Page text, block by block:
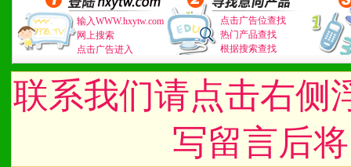
输入WWW.hxytw.com
网上搜索
点击广告进入
点击广告位查找
热门产品查找
根据搜索查找
联系我们请点击右侧
写留言后